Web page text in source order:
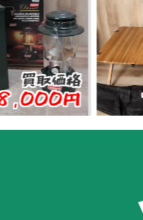
価格
円